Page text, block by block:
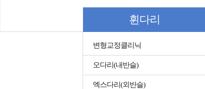
휜다리
변형교정클리닉
오다리(내반슬)
엑스다리(외반슬)